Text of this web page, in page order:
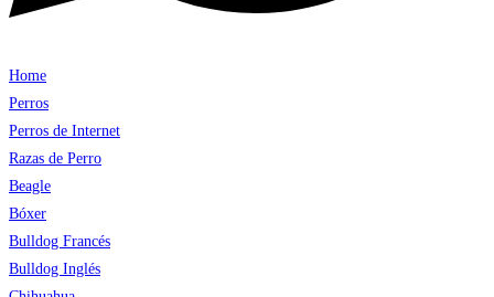
Home
Perros
Perros de Internet
Razas de Perro
Beagle
Bóxer
Bulldog Francés
Bulldog Inglés